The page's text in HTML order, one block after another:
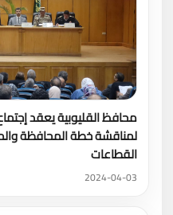
محافظ القليوبية يعقد
لمناقشة خطة المحافظة
القطاعات
2024-04-03